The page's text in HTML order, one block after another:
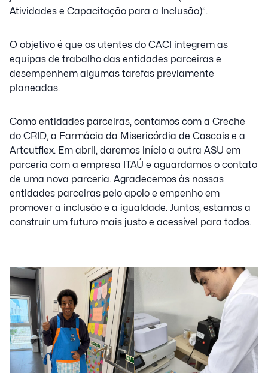
Atividades e Capacitação para a Inclusão)”.
O objetivo é que os utentes do CACI integrem as
equipas de trabalho das entidades parceiras e
desempenhem algumas tarefas previamente
planeadas.
Como entidades parceiras, contamos com a Creche
do CRID, a Farmácia da Misericórdia de Cascais e a
Artcutflex. Em abril, daremos início a outra ASU em
parceria com a empresa ITAÚ e aguardamos o contato
de uma nova parceria. Agradecemos às nossas
entidades parceiras pelo apoio e empenho em
promover a inclusão e a igualdade. Juntos, estamos a
construir um futuro mais justo e acessível para todos.